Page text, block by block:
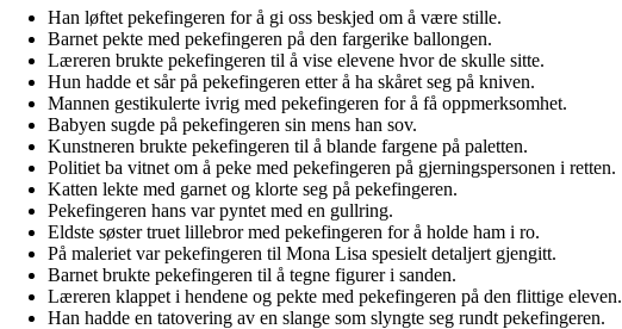
Han løftet pekefingeren for å gi oss beskjed om å være stille.
Barnet pekte med pekefingeren på den fargerike ballongen.
Læreren brukte pekefingeren til å vise elevene hvor de skulle sitte.
Hun hadde et sår på pekefingeren etter å ha skåret seg på kniven.
Mannen gestikulerte ivrig med pekefingeren for å få oppmerksomhet.
Babyen sugde på pekefingeren sin mens han sov.
Kunstneren brukte pekefingeren til å blande fargene på paletten.
Politiet ba vitnet om å peke med pekefingeren på gjerningspersonen i retten.
Katten lekte med garnet og klorte seg på pekefingeren.
Pekefingeren hans var pyntet med en gullring.
Eldste søster truet lillebror med pekefingeren for å holde ham i ro.
På maleriet var pekefingeren til Mona Lisa spesielt detaljert gjengitt.
Barnet brukte pekefingeren til å tegne figurer i sanden.
Læreren klappet i hendene og pekte med pekefingeren på den flittige eleven.
Han hadde en tatovering av en slange som slyngte seg rundt pekefingeren.